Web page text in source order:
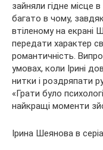
зайняли гідне місце
багато в чому,
втіленому на екрані
передати характер
романтичність.
умовах, коли Ірині
нитки і роздряпати
«Грати було
найкращі моменти
Ірина Шеянова в